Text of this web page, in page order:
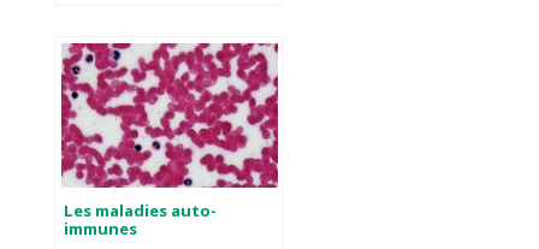
Les maladies auto-
immunes